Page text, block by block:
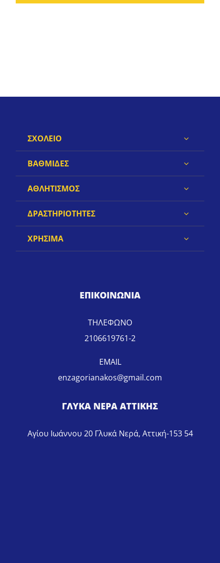
ΣΧΟΛΕΙΟ
ΒΑΘΜΙΔΕΣ
ΑΘΛΗΤΙΣΜΟΣ
ΔΡΑΣΤΗΡΙΟΤΗΤΕΣ
ΧΡΗΣΙΜΑ
ΕΠΙΚΟΙΝΩΝΙΑ
ΤΗΛΕΦΩΝΟ
2106619761-2
EMAIL
enzagorianakos@gmail.com
ΓΛΥΚΑ ΝΕΡΑ ΑΤΤΙΚΗΣ
Αγίου Ιωάννου 20 Γλυκά Νερά, Αττική-153 54